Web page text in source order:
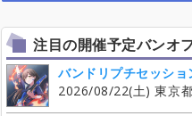
注目の開催予定バンオ
バンドリプチセッシ
2026/08/22(土) 東京